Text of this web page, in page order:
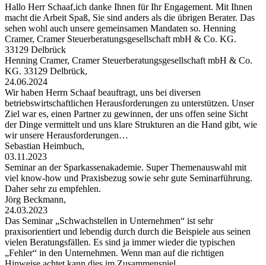
Hallo Herr Schaaf,ich danke Ihnen für Ihr Engagement. Mit Ihnen
macht die Arbeit Spaß, Sie sind anders als die übrigen Berater. Das
sehen wohl auch unsere gemeinsamen Mandaten so. Henning
Cramer, Cramer Steuerberatungsgesellschaft mbH & Co. KG.
33129 Delbrück
Henning Cramer, Cramer Steuerberatungsgesellschaft mbH & Co.
KG. 33129 Delbrück,
24.06.2024
Wir haben Herrn Schaaf beauftragt, uns bei diversen
betriebswirtschaftlichen Herausforderungen zu unterstützen. Unser
Ziel war es, einen Partner zu gewinnen, der uns offen seine Sicht
der Dinge vermittelt und uns klare Strukturen an die Hand gibt, wie
wir unsere Herausforderungen…
Sebastian Heimbuch,
03.11.2023
Seminar an der Sparkassenakademie. Super Themenauswahl mit
viel know-how und Praxisbezug sowie sehr gute Seminarführung.
Daher sehr zu empfehlen.
Jörg Beckmann,
24.03.2023
Das Seminar „Schwachstellen in Unternehmen“ ist sehr
praxisorientiert und lebendig durch durch die Beispiele aus seinen
vielen Beratungsfällen. Es sind ja immer wieder die typischen
„Fehler“ in den Unternehmen. Wenn man auf die richtigen